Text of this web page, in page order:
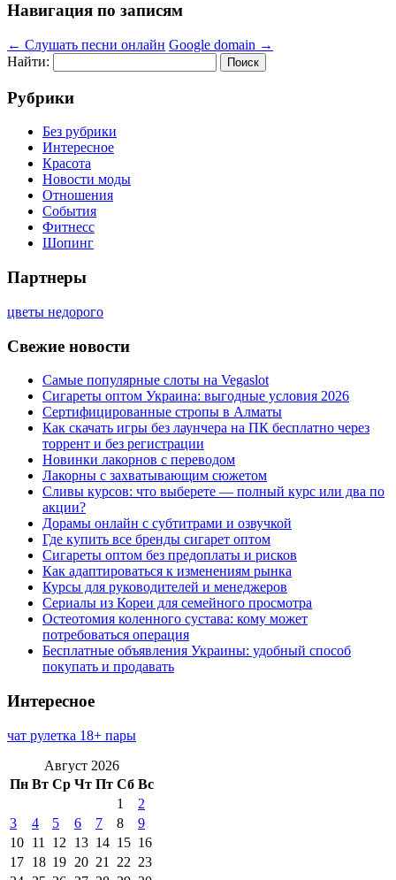
Навигация по записям
← Слушать песни онлайн Google domain →
Найти:
Рубрики
Без рубрики
Интересное
Красота
Новости моды
Отношения
События
Фитнесс
Шопинг
Партнеры
цветы недорого
Свежие новости
Самые популярные слоты на Vegaslot
Сигареты оптом Украина: выгодные условия 2026
Сертифицированные стропы в Алматы
Как скачать игры без лаунчера на ПК бесплатно через
торрент и без регистрации
Новинки лакорнов с переводом
Лакорны с захватывающим сюжетом
Сливы курсов: что выберете — полный курс или два по
акции?
Дорамы онлайн с субтитрами и озвучкой
Где купить все бренды сигарет оптом
Сигареты оптом без предоплаты и рисков
Как адаптироваться к изменениям рынка
Курсы для руководителей и менеджеров
Сериалы из Кореи для семейного просмотра
Остеотомия коленного сустава: кому может
потребоваться операция
Бесплатные объявления Украины: удобный способ
покупать и продавать
Интересное
чат рулетка 18+ пары
Август 2026
Пн Вт Ср Чт Пт Сб Вс
1
2
3
4 5 6 7 8
9
10 11 12 13 14 15 16
17 18 19 20 21 22 23